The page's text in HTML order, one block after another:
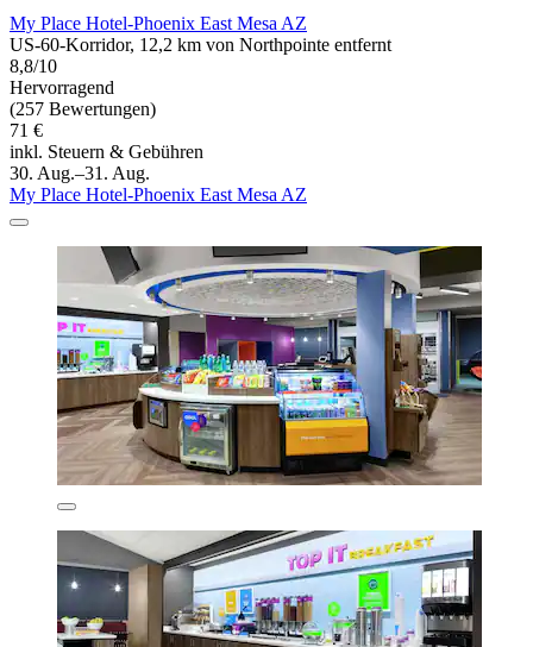
My Place Hotel-Phoenix East Mesa AZ
US-60-Korridor, 12,2 km von Northpointe entfernt
8,8/10
Hervorragend
(257 Bewertungen)
71 €
inkl. Steuern & Gebühren
30. Aug.–31. Aug.
My Place Hotel-Phoenix East Mesa AZ